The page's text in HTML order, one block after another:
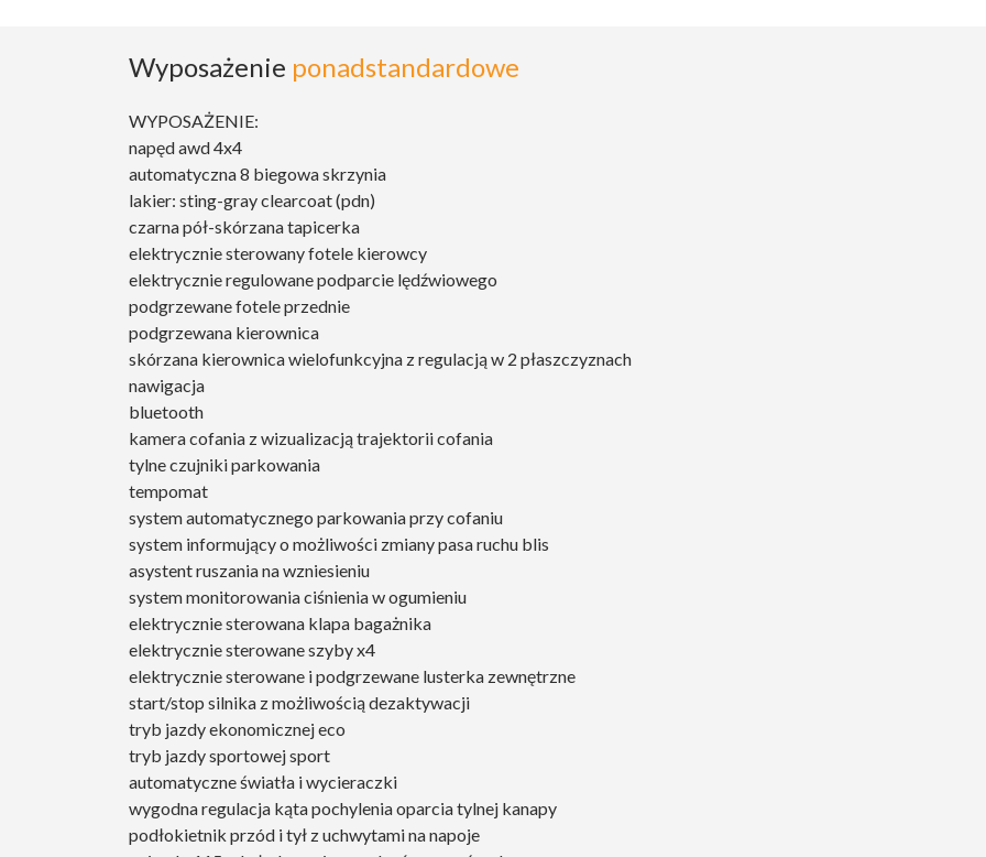
Wyposażenie ponadstandardowe
WYPOSAŻENIE:
napęd awd 4x4
automatyczna 8 biegowa skrzynia
lakier: sting-gray clearcoat (pdn)
czarna pół-skórzana tapicerka
elektrycznie sterowany fotele kierowcy
elektrycznie regulowane podparcie lędźwiowego
podgrzewane fotele przednie
podgrzewana kierownica
skórzana kierownica wielofunkcyjna z regulacją w 2 płaszczyznach
nawigacja
bluetooth
kamera cofania z wizualizacją trajektorii cofania
tylne czujniki parkowania
tempomat
system automatycznego parkowania przy cofaniu
system informujący o możliwości zmiany pasa ruchu blis
asystent ruszania na wzniesieniu
system monitorowania ciśnienia w ogumieniu
elektrycznie sterowana klapa bagażnika
elektrycznie sterowane szyby x4
elektrycznie sterowane i podgrzewane lusterka zewnętrzne
start/stop silnika z możliwością dezaktywacji
tryb jazdy ekonomicznej eco
tryb jazdy sportowej sport
automatyczne światła i wycieraczki
wygodna regulacja kąta pochylenia oparcia tylnej kanapy
podłokietnik przód i tył z uchwytami na napoje